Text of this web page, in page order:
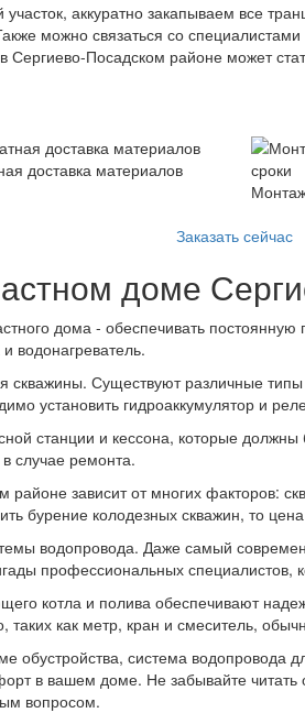
аккуратно закапываем все
можно связаться со
Посадском районе может
доставка материалов
Заказать сейчас
доме
дома - обеспечивать
водонагреватель.
скважины. Существуют различные
установить гидроаккумулятор и
станции и кессона, которые
случае ремонта.
районе зависит от многих факторов:
бурение колодезных скважин, то цена
водопровода. Даже самый
профессиональных специалистов,
котла и полива обеспечивают
таких как метр, кран и смеситель,
система водопровода
в вашем доме. Не забывайте читать
вопросом.